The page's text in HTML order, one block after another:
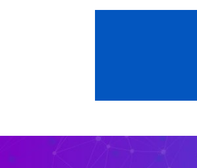
稿
ー
ョ